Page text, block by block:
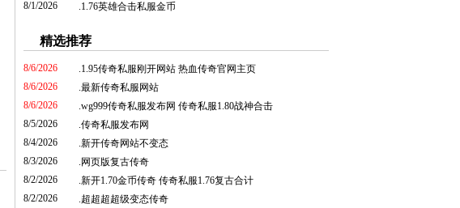
.1.76英雄合击私服金币
8/1/2026
精选推荐
1.95传奇私服刚开网站 热血传奇官网主页
8/6/2026
最新传奇私服网站
8/6/2026
wg999传奇私服发布网 传奇私服1.80战神合击
8/6/2026
传奇私服发布网
8/5/2026
新开传奇网站不变态
8/4/2026
网页版复古传奇
8/3/2026
新开1.70金币传奇 传奇私服1.76复古合计
8/2/2026
超超超超级变态传奇
8/2/2026